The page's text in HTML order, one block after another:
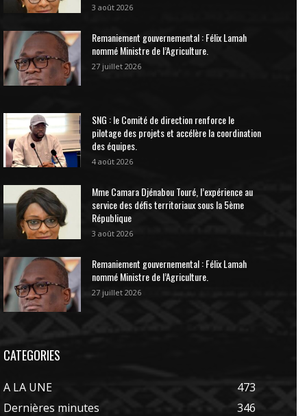
3 août 2026
Remaniement gouvernemental : Félix Lamah
nommé Ministre de l’Agriculture.
27 juillet 2026
SNG : le Comité de direction renforce le
pilotage des projets et accélère la coordination
des équipes.
4 août 2026
Mme Camara Djénabou Touré, l’expérience au
service des défis territoriaux sous la 5ème
République
3 août 2026
Remaniement gouvernemental : Félix Lamah
nommé Ministre de l’Agriculture.
27 juillet 2026
CATEGORIES
A LA UNE
473
Dernières minutes
346